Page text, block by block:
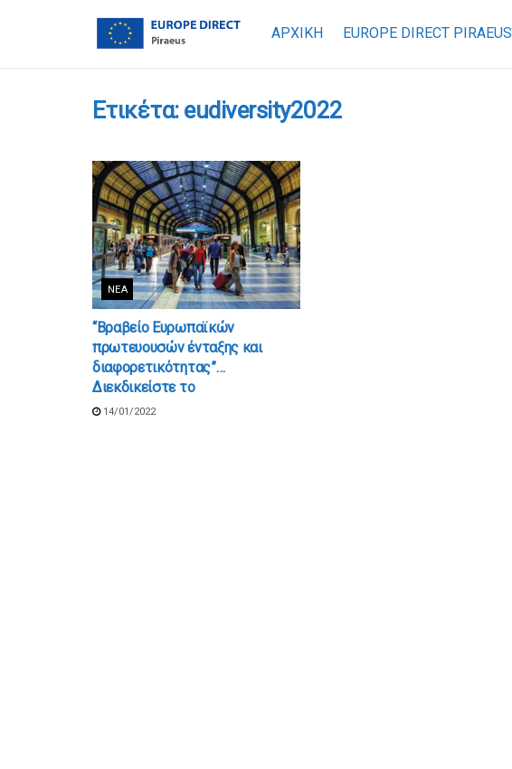
ΑΡΧΙΚΗ EUROPE DIRECT PIRAEUS
Ετικέτα: eudiversity2022
ΝΈΑ
“Βραβείο Ευρωπαϊκών
πρωτευουσών ένταξης και
διαφορετικότητας”…
Διεκδικείστε το
14/01/2022